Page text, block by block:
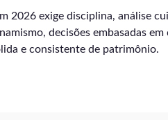
2026 exige disciplina, análise
decisões embasadas
e consistente de patrimônio.